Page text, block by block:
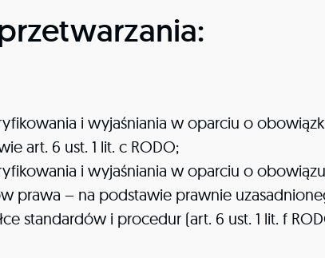
i wyjaśniania w oparciu o
art. 6 ust. 1 lit. c RODO;
i wyjaśniania w oparciu o
prawa – na podstawie prawnie
standardów i procedur (art. 6 ust. 1 lit. f